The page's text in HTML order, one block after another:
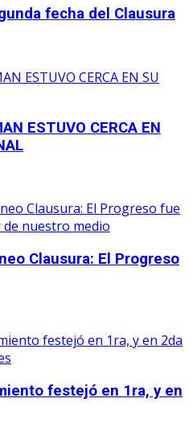
fecha del Clausura
ESTUVO CERCA EN
Clausura: El Progreso
festejó en 1ra, y en